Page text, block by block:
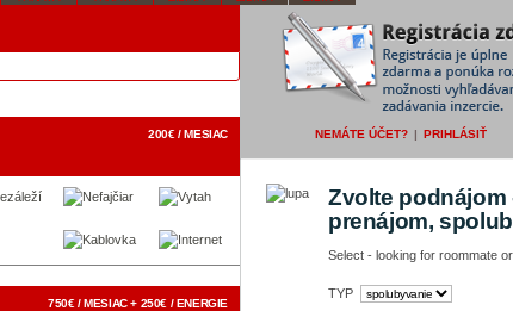
200€ / MESIAC
750€ / MESIAC + 250€ / ENERGIE
NEMÁTE ÚČET? | PRIHLÁSIŤ
Zvolte podnájom
prenájom,
Select - looking for roommate
TYP